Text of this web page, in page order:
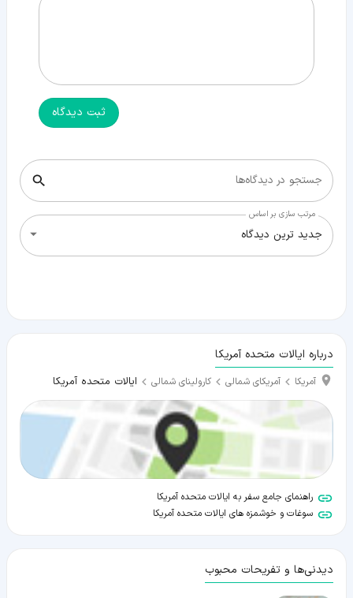
ثبت دیدگاه
جستجو در دیدگاه‌ها
مرتب سازی بر اساس
جدید ترین دیدگاه
درباره ایالات متحده آمریکا
آمریکا آمریکای شمالی کارولینای شمالی ایالات متحده آمریکا
راهنمای جامع سفر به ایالات متحده آمریکا
سوغات و خوشمزه های ایالات متحده آمریکا
دیدنی‌ها و تفریحات محبوب